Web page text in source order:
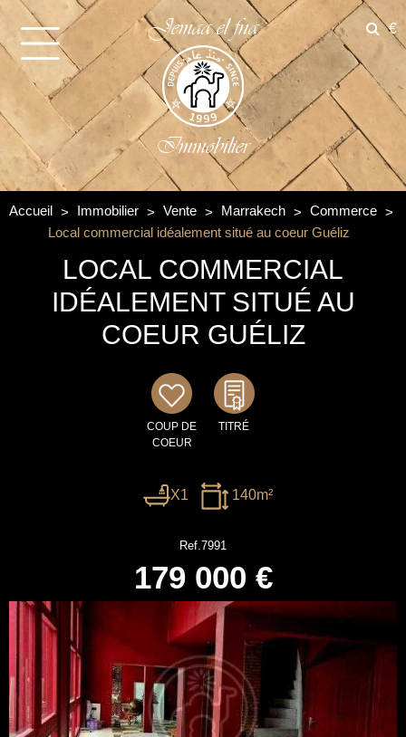
Jemaa el fna
Immobilier
€
Accueil Immobilier Vente Marrakech
Commerce
Local commercial idéalement situé au coeur Guéliz
LOCAL COMMERCIAL
IDÉALEMENT SITUÉ AU
COEUR GUÉLIZ
COUP DE
COEUR
TITRÉ
X1 140m²
Ref.7991
179 000 €